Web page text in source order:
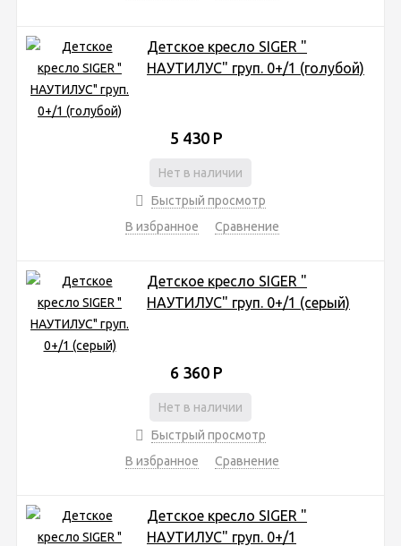
Детское кресло SIGER "
НАУТИЛУС" груп. 0+/1 (голубой)
5 430 Р
Нет в наличии
Быстрый просмотр
В избранное
Сравнение
Детское кресло SIGER "
НАУТИЛУС" груп. 0+/1 (серый)
6 360 Р
Нет в наличии
Быстрый просмотр
В избранное
Сравнение
Детское кресло SIGER "
НАУТИЛУС" груп. 0+/1